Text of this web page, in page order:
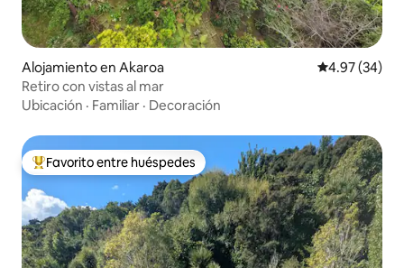
Alojamiento en Akaroa Calificación
4.97 (34)
Retiro con vistas al mar
Ubicación · Familiar · Decoración
Favorito entre huéspedes preferido
Favorito entre huéspedes